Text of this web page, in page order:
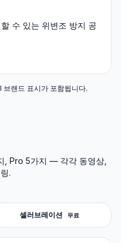
수 있는 위변조 방지 공
랜드 표시가 포함됩니다.
, Pro 5가지 — 각각 동영상,
.
셀러브레이션 무료